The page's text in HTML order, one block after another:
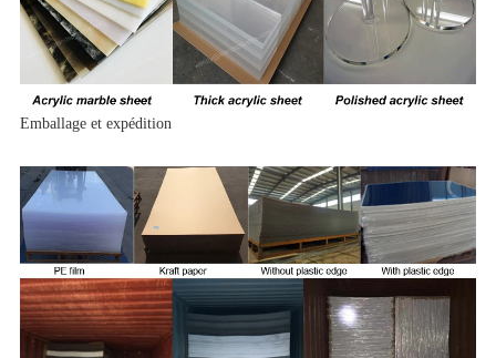
Emballage et expédition